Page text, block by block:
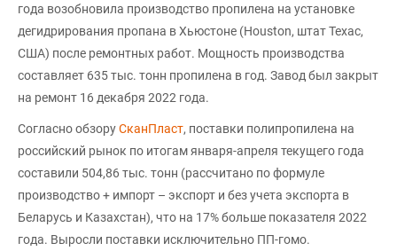
года возобновила производство пропилена на установке
дегидрирования пропана в Хьюстоне (Houston, штат Техас,
США) после ремонтных работ. Мощность производства
составляет 635 тыс. тонн пропилена в год. Завод был закрыт
на ремонт 16 декабря 2022 года.
Согласно обзоруСканПласт, поставки полипропилена на
российский рынок по итогам января-апреля текущего года
составили 504,86 тыс. тонн (рассчитано по формуле
производство + импорт – экспорт и без учета экспорта в
Беларусь и Казахстан), что на 17% больше показателя 2022
года. Выросли поставки исключительно ПП-гомо.